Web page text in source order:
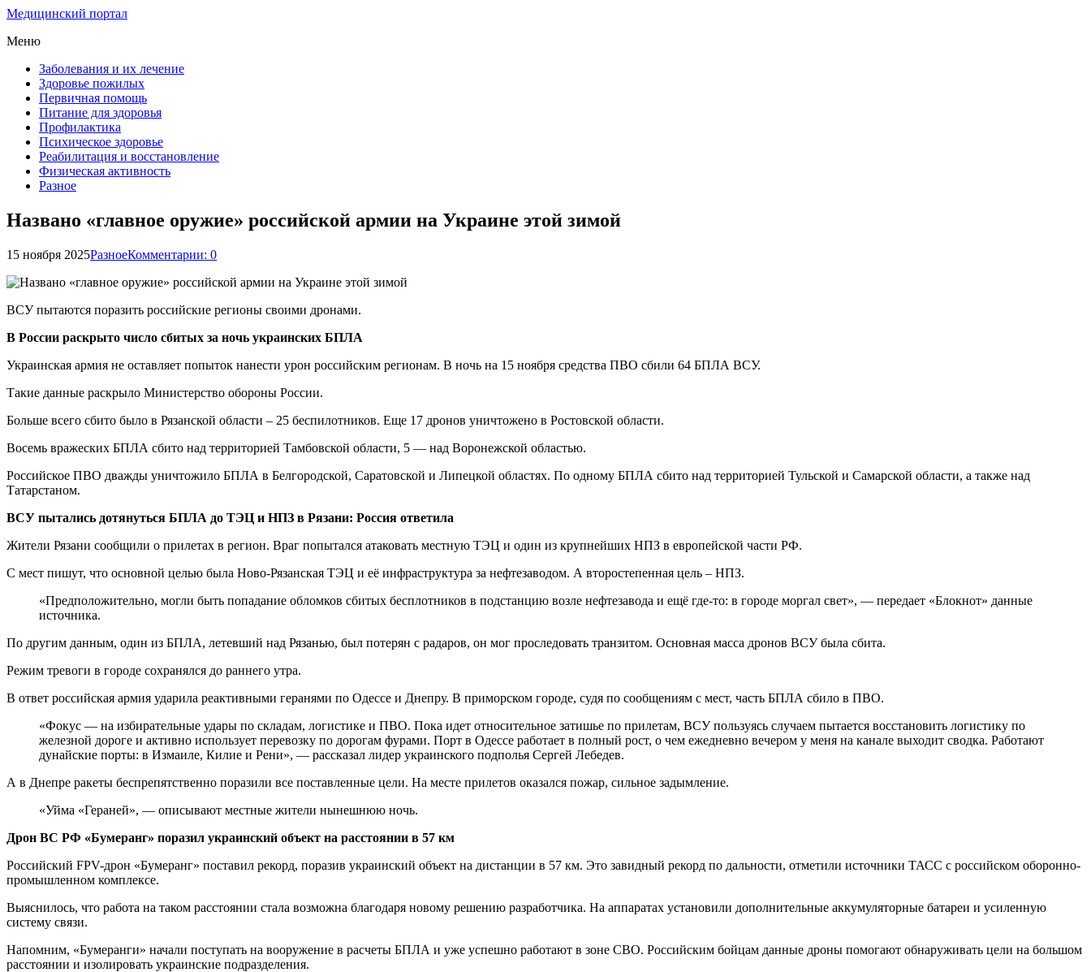
Медицинский портал
Меню
Заболевания и их лечение
Здоровье пожилых
Первичная помощь
Питание для здоровья
Профилактика
Психическое здоровье
Реабилитация и восстановление
Физическая активность
Разное
Названо «главное оружие» российской армии на Украине этой зимой
15 ноября 2025РазноеКомментарии: 0
ВСУ пытаются поразить российские регионы своими дронами.
В России раскрыто число сбитых за ночь украинских БПЛА
Украинская армия не оставляет попыток нанести урон российским регионам. В ночь на 15 ноября средства ПВО сбили 64 БПЛА ВСУ.
Такие данные раскрыло Министерство обороны России.
Больше всего сбито было в Рязанской области – 25 беспилотников. Еще 17 дронов уничтожено в Ростовской области.
Восемь вражеских БПЛА сбито над территорией Тамбовской области, 5 — над Воронежской областью.
Российское ПВО дважды уничтожило БПЛА в Белгородской, Саратовской и Липецкой областях. По одному БПЛА сбито над территорией Тульской и Самарской области, а также над
Татарстаном.
ВСУ пытались дотянуться БПЛА до ТЭЦ и НПЗ в Рязани: Россия ответила
Жители Рязани сообщили о прилетах в регион. Враг попытался атаковать местную ТЭЦ и один из крупнейших НПЗ в европейской части РФ.
С мест пишут, что основной целью была Ново-Рязанская ТЭЦ и её инфраструктура за нефтезаводом. А второстепенная цель – НПЗ.
«Предположительно, могли быть попадание обломков сбитых бесплотников в подстанцию возле нефтезавода и ещё где-то: в городе моргал свет», — передает «Блокнот» данные
источника.
По другим данным, один из БПЛА, летевший над Рязанью, был потерян с радаров, он мог проследовать транзитом. Основная масса дронов ВСУ была сбита.
Режим тревоги в городе сохранялся до раннего утра.
В ответ российская армия ударила реактивными геранями по Одессе и Днепру. В приморском городе, судя по сообщениям с мест, часть БПЛА сбило в ПВО.
«Фокус — на избирательные удары по складам, логистике и ПВО. Пока идет относительное затишье по прилетам, ВСУ пользуясь случаем пытается восстановить логистику по
железной дороге и активно использует перевозку по дорогам фурами. Порт в Одессе работает в полный рост, о чем ежедневно вечером у меня на канале выходит сводка. Работают
дунайские порты: в Измаиле, Килие и Рени», — рассказал лидер украинского подполья Сергей Лебедев.
А в Днепре ракеты беспрепятственно поразили все поставленные цели. На месте прилетов оказался пожар, сильное задымление.
«Уйма «Гераней», — описывают местные жители нынешнюю ночь.
Дрон ВС РФ «Бумеранг» поразил украинский объект на расстоянии в 57 км
Российский FPV-дрон «Бумеранг» поставил рекорд, поразив украинский объект на дистанции в 57 км. Это завидный рекорд по дальности, отметили источники ТАСС с российском оборонно-
промышленном комплексе.
Выяснилось, что работа на таком расстоянии стала возможна благодаря новому решению разработчика. На аппаратах установили дополнительные аккумуляторные батареи и усиленную
систему связи.
Напомним, «Бумеранги» начали поступать на вооружение в расчеты БПЛА и уже успешно работают в зоне СВО. Российским бойцам данные дроны помогают обнаруживать цели на большом
расстоянии и изолировать украинские подразделения.